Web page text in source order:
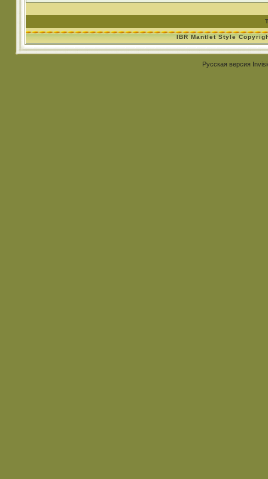
IBR Mantlet Style
Русская версия